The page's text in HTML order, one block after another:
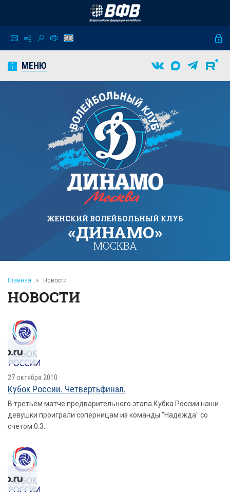
МЕНЮ
ЖЕНСКИЙ ВОЛЕЙБОЛЬНЫЙ КЛУБ
«ДИНАМО»
МОСКВА
Главная » Новости
НОВОСТИ
27 октября 2010
Кубок России. Четвертьфинал.
В третьем матче предварительного этапа Кубка России наши
девушки проиграли соперницам из команды "Надежда" со
счетом 0:3.